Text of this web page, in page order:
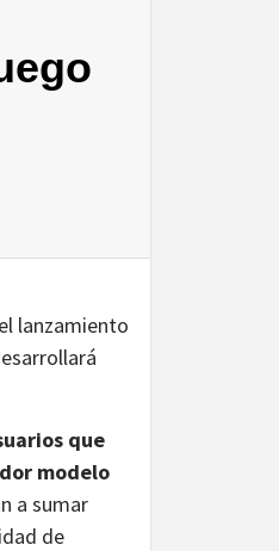
lanzamiento
que
modelo
a sumar
de